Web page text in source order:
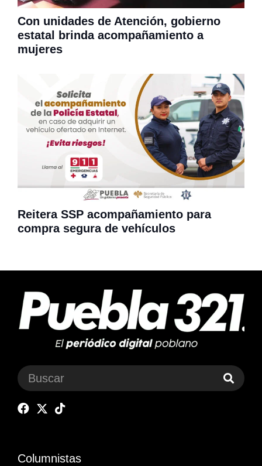
Con unidades de Atención, gobierno
estatal brinda acompañamiento a
mujeres
Reitera SSP acompañamiento para
compra segura de vehículos
Columnistas